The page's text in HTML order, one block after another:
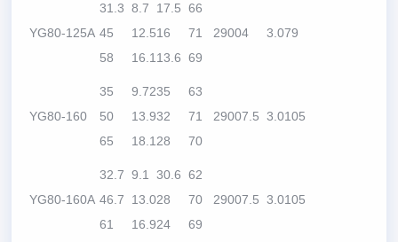
YG80-125A
31.3
45
58
8.7
12.5
16.1
17.5
16
13.6
66
71
69
29004 3.079
YG80-160
35
50
65
9.72
13.9
18.1
35
32
28
63
71
70
29007.5 3.0105
YG80-160A
32.7
46.7
61
9.1
13.0
16.9
30.6
28
24
62
70
69
29007.5 3.0105